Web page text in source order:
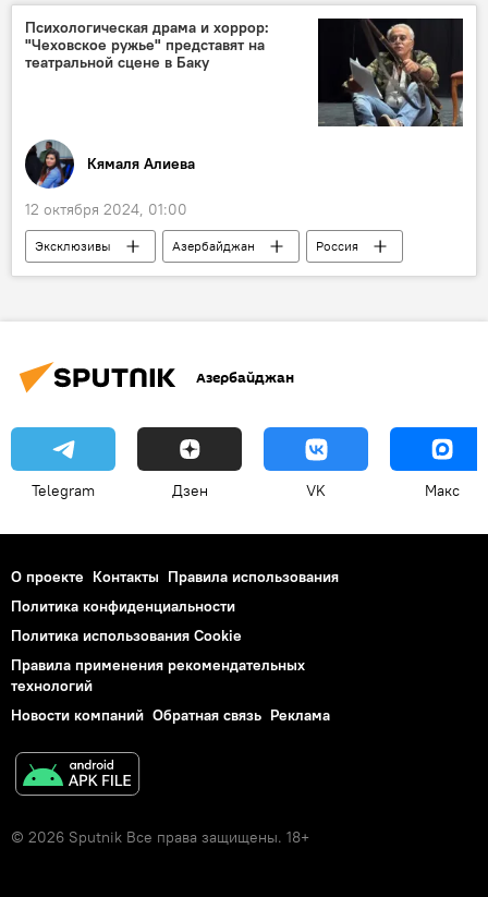
Россия
Фестиваль
Благотворительность
Дети
Москва
Психологическая драма и хоррор:
"Чеховское ружье" представят на
театральной сцене в Баку
Кямаля Алиева
12 октября 2024, 01:00
Эксклюзивы Азербайджан
Россия
Азербайджанский государственный русский драматический театр
Ильгар Сафат
Азербайджан
Telegram Дзен VK Макс
О проекте Контакты Правила использования
Политика конфиденциальности
Политика использования Cookie
Правила применения рекомендательных
технологий
Новости компаний Обратная связь Реклама
© 2026 Sputnik Все права защищены. 18+